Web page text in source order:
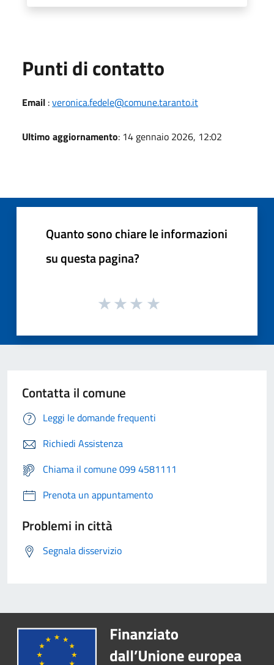
Punti di contatto
Email :veronica.fedele@comune.taranto.it
Ultimo aggiornamento: 14 gennaio 2026, 12:02
Quanto sono chiare le informazioni
su questa pagina?
Contatta il comune
Leggi le domande frequenti
Richiedi Assistenza
Chiama il comune 099 4581111
Prenota un appuntamento
Problemi in città
Segnala disservizio